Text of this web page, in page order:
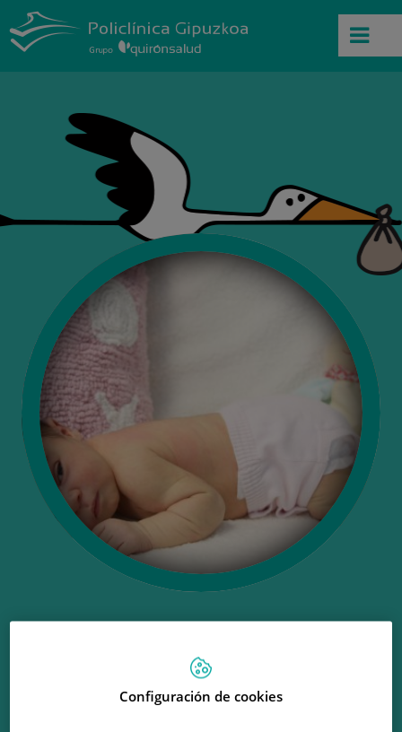
Ongi etorri Ane!
Configuración de cookies